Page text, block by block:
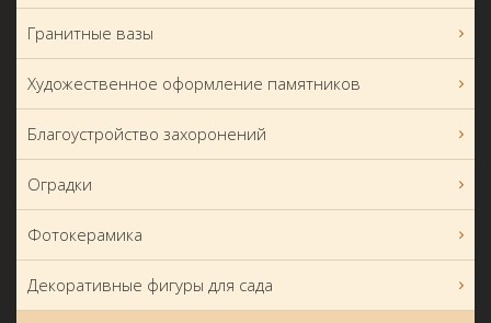
Гранитные вазы
Художественное оформление памятников
Благоустройство захоронений
Оградки
Фотокерамика
Декоративные фигуры для сада